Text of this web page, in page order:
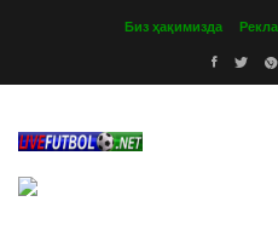
Биз ҳақимизда